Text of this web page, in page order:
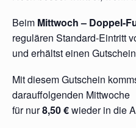
Beim Mittwoch – Doppel-
regulären Standard-Eintritt
und erhältst einen
Mit diesem Gutschein
darauffolgenden Mittwoche
für nur8,50 €wieder in die